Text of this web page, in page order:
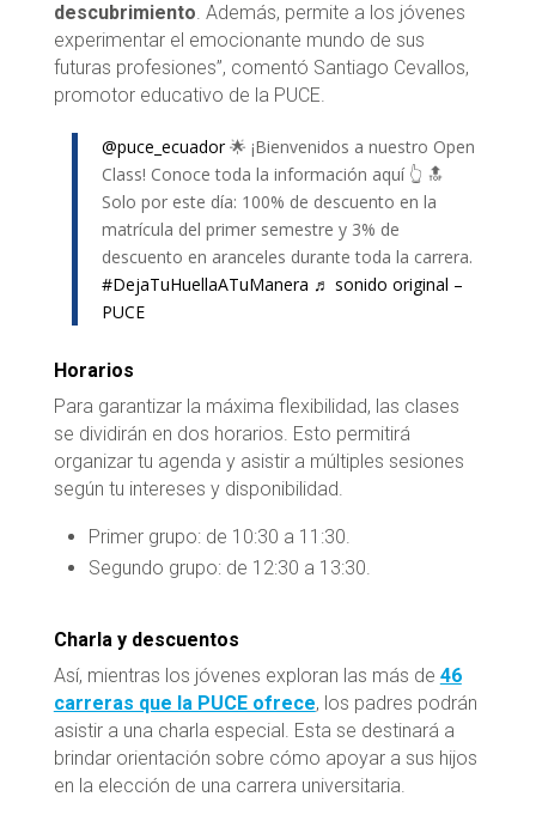
descubrimiento. Además, permite a los jóvenes
experimentar el emocionante mundo de sus
futuras profesiones”, comentó Santiago Cevallos,
promotor educativo de la PUCE.
@puce_ecuador🌟 ¡Bienvenidos a nuestro Open
Class! Conoce toda la información aquí 👆 🔝
Solo por este día: 100% de descuento en la
matrícula del primer semestre y 3% de
descuento en aranceles durante toda la carrera.
#DejaTuHuellaATuManera ♬ sonido original –
PUCE
Horarios
Para garantizar la máxima flexibilidad, las clases
se dividirán en dos horarios. Esto permitirá
organizar tu agenda y asistir a múltiples sesiones
según tu intereses y disponibilidad.
Primer grupo: de 10:30 a 11:30.
Segundo grupo: de 12:30 a 13:30.
Charla y descuentos
Así, mientras los jóvenes exploran las más de 46
carreras que la PUCE ofrece, los padres podrán
asistir a una charla especial. Esta se destinará a
brindar orientación sobre cómo apoyar a sus hijos
en la elección de una carrera universitaria.